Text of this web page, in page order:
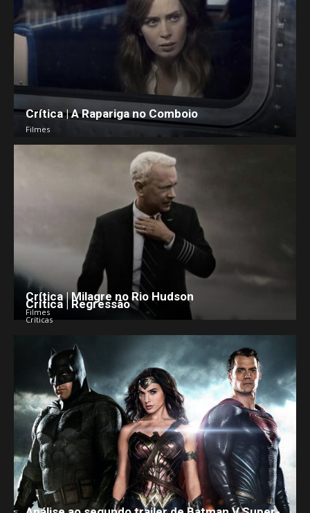
Crítica | A Rapariga no Comboio
Filmes
Crítica | Milagre no Rio Hudson
Filmes
Crítica | Regressão
Críticas